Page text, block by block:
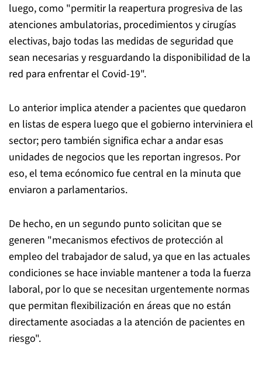
luego, como "permitir la reapertura progresiva de las
atenciones ambulatorias, procedimientos y cirugías
electivas, bajo todas las medidas de seguridad que
sean necesarias y resguardando la disponibilidad de la
red para enfrentar el Covid-19".
Lo anterior implica atender a pacientes que quedaron
en listas de espera luego que el gobierno interviniera el
sector; pero también significa echar a andar esas
unidades de negocios que les reportan ingresos. Por
eso, el tema ecónomico fue central en la minuta que
enviaron a parlamentarios.
De hecho, en un segundo punto solicitan que se
generen "mecanismos efectivos de protección al
empleo del trabajador de salud, ya que en las actuales
condiciones se hace inviable mantener a toda la fuerza
laboral, por lo que se necesitan urgentemente normas
que permitan flexibilización en áreas que no están
directamente asociadas a la atención de pacientes en
riesgo".